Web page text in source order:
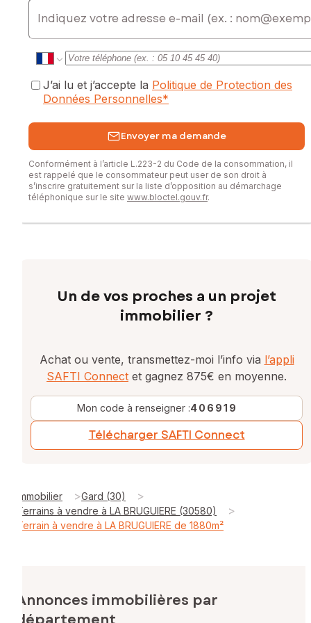
E-mail
J’ai lu et j’accepte la Politique de Protection des
Données Personnelles*
Envoyer ma demande
Conformément à l’article L.223-2 du Code de la consommation, il
est rappelé que le consommateur peut user de son droit à
s’inscrire gratuitement sur la liste d’opposition au démarchage
téléphonique sur le site www.bloctel.gouv.fr.
Un de vos proches a un projet
immobilier ?
Achat ou vente, transmettez-moi l’info via l’appli
SAFTI Connect et gagnez 875€ en moyenne.
Mon code à renseigner :406919
Télécharger SAFTI Connect
Immobilier >Gard (30) >
Terrains à vendre à LA BRUGUIERE (30580) >
Terrain à vendre à LA BRUGUIERE de 1880m²
Annonces immobilières par